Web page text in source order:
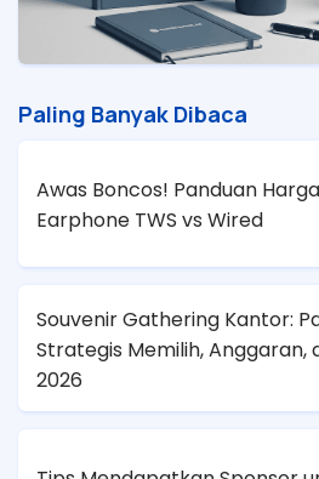
Paling Banyak Dibaca
Awas Boncos! Panduan
Earphone TWS vs Wired
Souvenir Gathering Kantor:
Strategis Memilih, Anggaran,
2026